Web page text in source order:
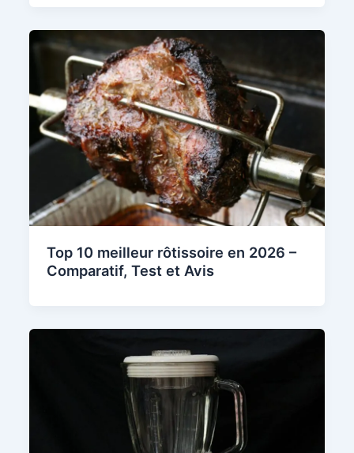
Top 10 meilleur rôtissoire en 2026 –
Comparatif, Test et Avis